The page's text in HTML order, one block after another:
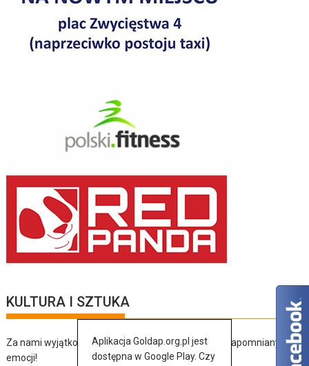
KULTURA I SZTUKA
Za nami wyjątkowy dzień pełen muzyki, tańca i niezapomnianych
emocji!
Aplikacja Goldap.org.pl jest
dostępna w Google Play. Czy